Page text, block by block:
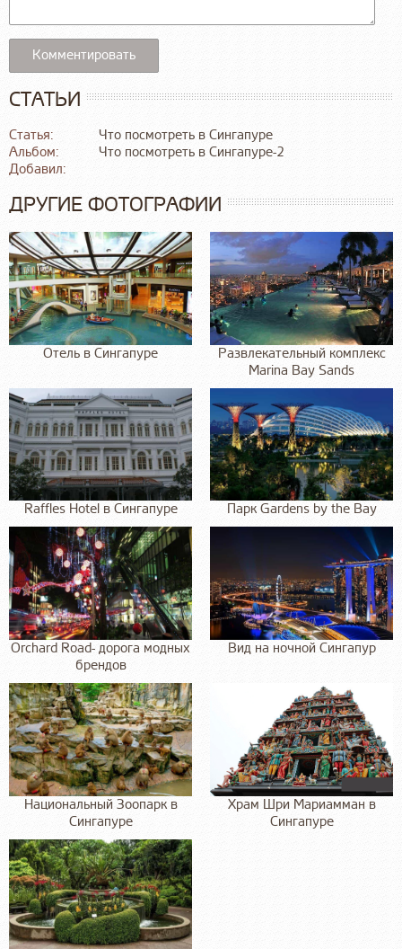
СТАТЬИ
Статья:
Что посмотреть в Сингапуре
Альбом:
Что посмотреть в Сингапуре-2
Добавил:
ДРУГИЕ ФОТОГРАФИИ
Отель в Сингапуре
Развлекательный комплекс
Marina Bay Sands
Raffles Hotel в Сингапуре Парк Gardens by the Bay
Orchard Road- дорога модных
брендов
Вид на ночной Сингапур
Национальный Зоопарк в
Сингапуре
Храм Шри Мариамман в
Сингапуре